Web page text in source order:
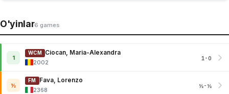
O'yinlar6 games
1
WCM
Ciocan, Maria-Alexandra
2002
1-0
½
FM
Fava, Lorenzo
2368
½-½